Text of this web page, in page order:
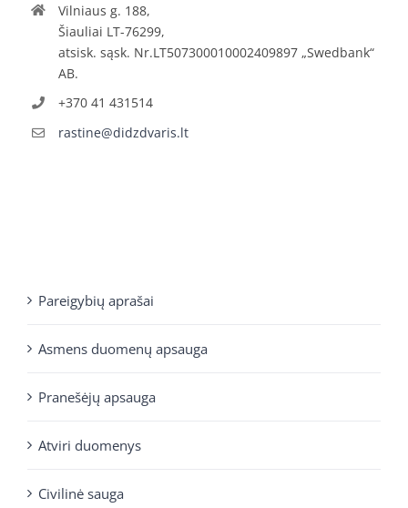
Vilniaus g. 188,
Šiauliai LT-76299,
atsisk. sąsk. Nr.LT507300010002409897 „Swedbank“
AB.
+370 41 431514
rastine@didzdvaris.lt
Pareigybių aprašai
Asmens duomenų apsauga
Pranešėjų apsauga
Atviri duomenys
Civilinė sauga